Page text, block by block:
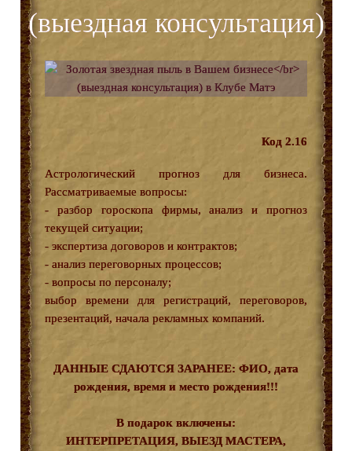
(выездная консультация)
Код 2.16
Астрологический прогноз для бизнеса.
Рассматриваемые вопросы:
- разбор гороскопа фирмы, анализ и прогноз
текущей ситуации;
- экспертиза договоров и контрактов;
- анализ переговорных процессов;
- вопросы по персоналу;
выбор времени для регистраций, переговоров,
презентаций, начала рекламных компаний.
ДАННЫЕ СДАЮТСЯ ЗАРАНЕЕ: ФИО, дата
рождения, время и место рождения!!!
В подарок включены:
ИНТЕРПРЕТАЦИЯ, ВЫЕЗД МАСТЕРА,